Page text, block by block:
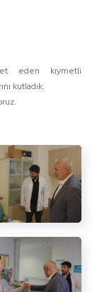
eden kıymetli
kutladık.